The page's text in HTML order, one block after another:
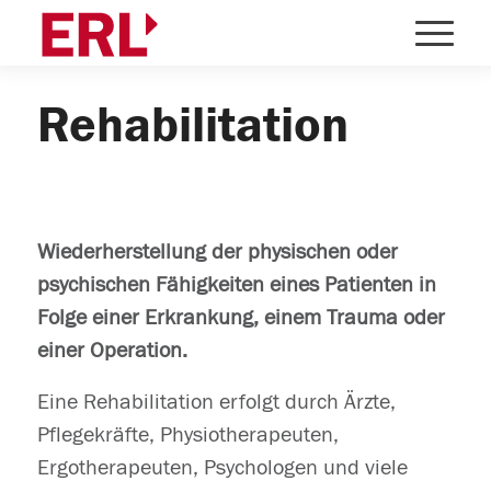
Rehabilitation
Wiederherstellung der physischen oder
psychischen Fähigkeiten eines Patienten in
Folge einer Erkrankung, einem Trauma oder
einer Operation.
Eine Rehabilitation erfolgt durch Ärzte,
Pflegekräfte, Physiotherapeuten,
Ergotherapeuten, Psychologen und viele